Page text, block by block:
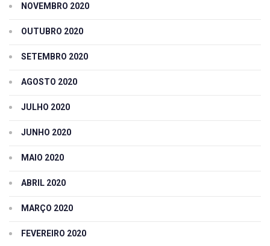
NOVEMBRO 2020
OUTUBRO 2020
SETEMBRO 2020
AGOSTO 2020
JULHO 2020
JUNHO 2020
MAIO 2020
ABRIL 2020
MARÇO 2020
FEVEREIRO 2020